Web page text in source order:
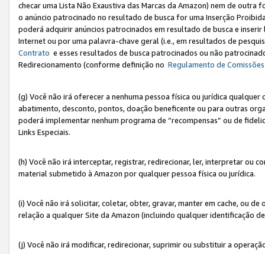
checar uma Lista Não Exaustiva das Marcas da Amazon) nem de
o anúncio patrocinado no resultado de busca for uma Inserção
poderá adquirir anúncios patrocinados em resultado de busca e
Internet ou por uma palavra-chave geral (i.e., em resultados de
Contrato e esses resultados de busca patrocinados ou não
Redirecionamento (conforme definição no Regulamento de Comissões
(g) Você não irá oferecer a nenhuma pessoa física ou jurídica
abatimento, desconto, pontos, doação beneficente ou para outras
poderá implementar nenhum programa de “recompensas” ou de
Links Especiais.
(h) Você não irá interceptar, registrar, redirecionar, ler, interpretar
material submetido à Amazon por qualquer pessoa física ou jurídica.
(i) Você não irá solicitar, coletar, obter, gravar, manter em cache, ou
relação a qualquer Site da Amazon (incluindo qualquer identificação
(j) Você não irá modificar, redirecionar, suprimir ou substituir a